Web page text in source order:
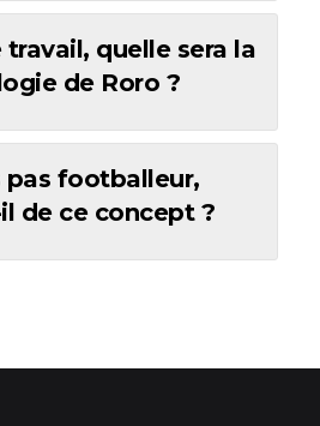
travail, quelle sera la
de Roro ?
pas footballeur,
de ce concept ?